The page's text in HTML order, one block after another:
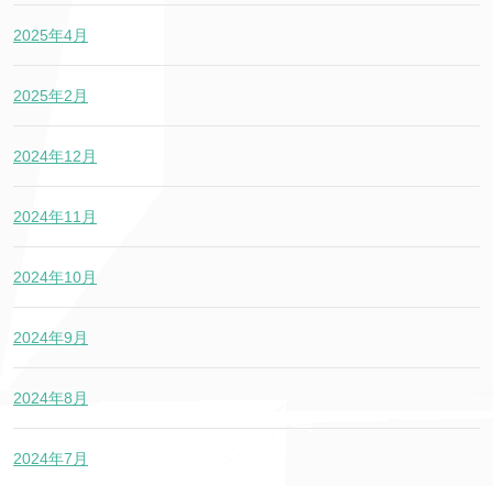
2025年4月
2025年2月
2024年12月
2024年11月
2024年10月
2024年9月
2024年8月
2024年7月